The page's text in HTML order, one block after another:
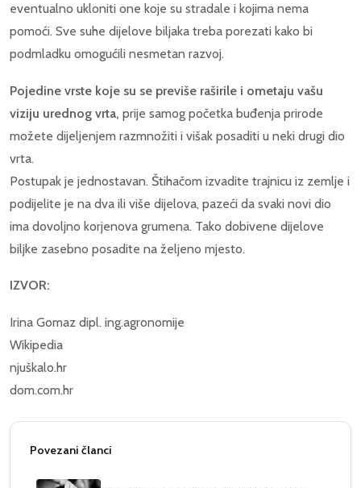
eventualno ukloniti one koje su stradale i kojima nema
pomoći. Sve suhe dijelove biljaka treba porezati kako bi
podmladku omogućili nesmetan razvoj.
Pojedine vrste koje su se previše raširile i ometaju vašu
viziju urednog vrta, prije samog početka buđenja prirode
možete dijeljenjem razmnožiti i višak posaditi u neki drugi dio
vrta.
Postupak je jednostavan. Štihačom izvadite trajnicu iz zemlje i
podijelite je na dva ili više dijelova, pazeći da svaki novi dio
ima dovoljno korjenova grumena. Tako dobivene dijelove
biljke zasebno posadite na željeno mjesto.
IZVOR:
Irina Gomaz dipl. ing.agronomije
Wikipedia
njuškalo.hr
dom.com.hr
Povezani članci